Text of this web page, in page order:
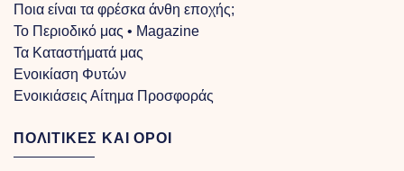
Ποια είναι τα φρέσκα άνθη εποχής;
Το Περιοδικό μας • Magazine
Τα Kαταστήματά μας
Ενοικίαση Φυτών
Ενοικιάσεις Αίτημα Προσφοράς
ΠΟΛΙΤΙΚΕΣ ΚΑΙ ΟΡΟΙ